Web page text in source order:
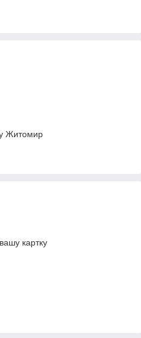
Житомир
картку